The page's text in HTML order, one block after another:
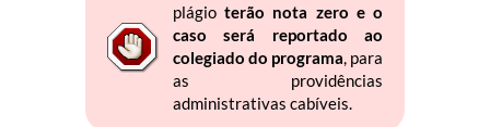
plágioterão nota zero e o
caso será reportado ao
colegiado do programa, para
as providências
administrativas cabíveis.